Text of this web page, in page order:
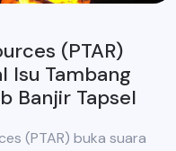
(PTAR)
Isu Tambang
Banjir Tapsel
(PTAR) buka suara